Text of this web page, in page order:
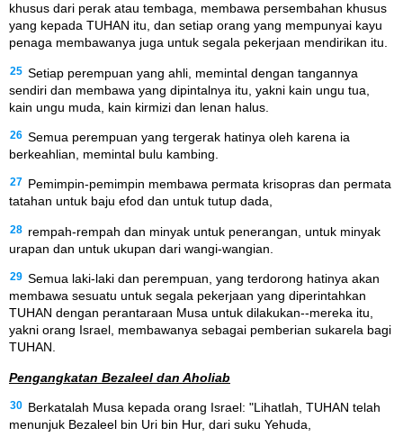
khusus dari perak atau tembaga, membawa persembahan khusus
yang kepada TUHAN itu, dan setiap orang yang mempunyai kayu
penaga membawanya juga untuk segala pekerjaan mendirikan itu.
25 Setiap perempuan yang ahli, memintal dengan tangannya
sendiri dan membawa yang dipintalnya itu, yakni kain ungu tua,
kain ungu muda, kain kirmizi dan lenan halus.
26 Semua perempuan yang tergerak hatinya oleh karena ia
berkeahlian, memintal bulu kambing.
27
Pemimpin-pemimpin membawa permata krisopras dan permata
tatahan untuk baju efod dan untuk tutup dada,
28 rempah-rempah dan minyak untuk penerangan, untuk minyak
urapan dan untuk ukupan dari wangi-wangian.
29 Semua laki-laki dan perempuan, yang terdorong hatinya akan
membawa sesuatu untuk segala pekerjaan yang diperintahkan
TUHAN dengan perantaraan Musa untuk dilakukan--mereka itu,
yakni orang Israel, membawanya sebagai pemberian sukarela bagi
TUHAN.
Pengangkatan Bezaleel dan Aholiab
30 Berkatalah Musa kepada orang Israel: "Lihatlah, TUHAN telah
menunjuk Bezaleel bin Uri bin Hur, dari suku Yehuda,